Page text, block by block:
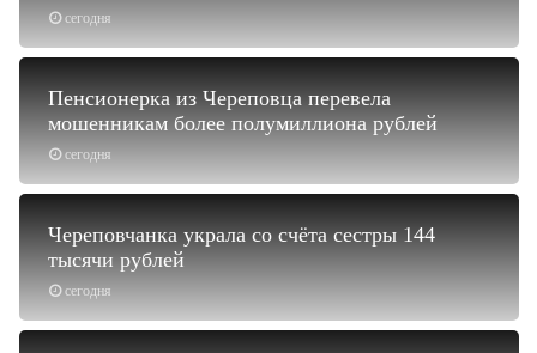
сегодня
сегодня
Пенсионерка из Череповца перевела
мошенникам более полумиллиона рублей
сегодня
Череповчанка украла со счёта сестры 144
тысячи рублей